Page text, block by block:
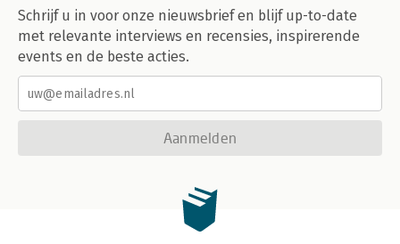
Schrijf u in voor onze nieuwsbrief en blijf up-to-date
met relevante interviews en recensies, inspirerende
events en de beste acties.
Aanmelden